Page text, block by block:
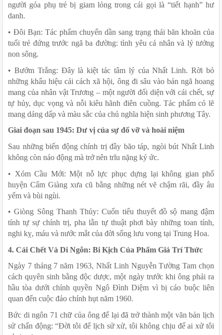
người góa phụ trẻ bị giam lỏng trong cái gọi là “tiết hạnh” hư
danh.
• Đôi Bạn: Tác phẩm chuyển dần sang trạng thái băn khoăn của
tuổi trẻ đứng trước ngã ba đường: tình yêu cá nhân và lý tưởng
non sông.
• Bướm Trắng: Đây là kiệt tác tâm lý của Nhất Linh. Rời bỏ
những khẩu hiệu cải cách xã hội, ông đi sâu vào bản ngã hoang
mang của nhân vật Trương – một người đối diện với cái chết, sự
tự hủy, dục vọng và nỗi kiêu hãnh điên cuồng. Tác phẩm có lẽ
mang dáng dấp và màu sắc của chủ nghĩa hiện sinh phương Tây.
Giai đoạn sau 1945: Dư vị của sự đổ vỡ và hoài niệm
Sau những biến động chính trị đầy bão táp, ngòi bút Nhất Linh
không còn náo động mà trở nên trĩu nặng ký ức.
• Xóm Cầu Mới: Một nỗ lực phục dựng lại không gian phố
huyện Cẩm Giàng xưa cũ bằng những nét vẽ chậm rãi, đầy âu
yếm và bùi ngùi.
• Giòng Sông Thanh Thủy: Cuốn tiểu thuyết đồ sộ mang đậm
tính tự sự chính trị, pha lẫn tự thuật phơi bày những toan tính,
nghi kỵ, máu và nước mắt của đời sống lưu vong tại Trung Hoa.
4. Cái Chết Và Di Ngôn: Bi Kịch Của Phẩm Giá Trí Thức
Ngày 7 tháng 7 năm 1963, Nhất Linh Nguyễn Tường Tam chọn
cách quyên sinh bằng độc dược, một ngày trước khi ông phải ra
hầu tòa dưới chính quyền Ngô Đình Diệm vì bị cáo buộc liên
quan đến cuộc đảo chính hụt năm 1960.
Bức di ngôn 71 chữ của ông để lại đã trở thành một văn bản lịch
sử chấn động: “Đời tôi để lịch sử xử, tôi không chịu để ai xử tôi